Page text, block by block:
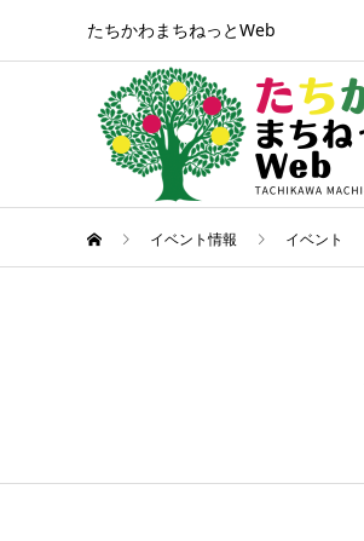
たちかわまちねっとWeb
イベント情報 イベント